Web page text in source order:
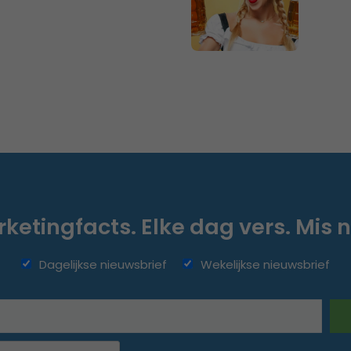
Elke dag vers. Mis
Dagelijkse nieuwsbrief Wekelijkse nieuwsbrief